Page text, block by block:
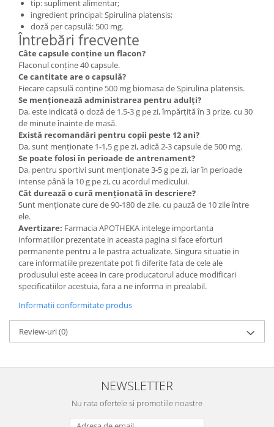
tip: supliment alimentar;
ingredient principal: Spirulina platensis;
doză per capsulă: 500 mg.
Întrebări frecvente
Câte capsule conține un flacon?
Flaconul conține 40 capsule.
Ce cantitate are o capsulă?
Fiecare capsulă conține 500 mg biomasa de Spirulina platensis.
Se menționează administrarea pentru adulți?
Da, este indicată o doză de 1,5-3 g pe zi, împărțită în 3 prize, cu 30
de minute înainte de masă.
Există recomandări pentru copii peste 12 ani?
Da, sunt menționate 1-1,5 g pe zi, adică 2-3 capsule de 500 mg.
Se poate folosi în perioade de antrenament?
Da, pentru sportivi sunt menționate 3-5 g pe zi, iar în perioade
intense până la 10 g pe zi, cu acordul medicului.
Cât durează o cură menționată în descriere?
Sunt menționate cure de 90-180 de zile, cu pauză de 10 zile între
ele.
Avertizare: Farmacia APOTHEKA intelege importanta
informatiilor prezentate in aceasta pagina si face eforturi
permanente pentru a le pastra actualizate. Singura situatie in
care informatiile prezentate pot fi diferite fata de cele ale
produsului este aceea in care producatorul aduce modificari
specificatiilor acestuia, fara a ne informa in prealabil.
Informatii conformitate produs
Review-uri(0)
NEWSLETTER
Nu rata ofertele si promotiile noastre